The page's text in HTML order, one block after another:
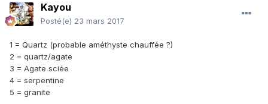
Kayou
Posté(e) 23 mars 2017
1 = Quartz (probable améthyste chauffée ?)
2 = quartz/agate
3 = Agate sciée
4 = serpentine
5 = granite